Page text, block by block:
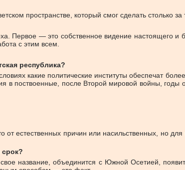
пространстве, который смог сделать столько за
Первое — это собственное видение настоящего
с этим всем.
республика?
какие политические институты обеспечат
поствоенные, после Второй мировой войны, годы
естественных причин или насильственных, но
название, объединится с Южной Осетией,